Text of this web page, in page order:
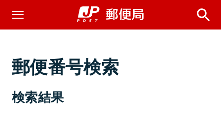
郵便番号検索
検索結果